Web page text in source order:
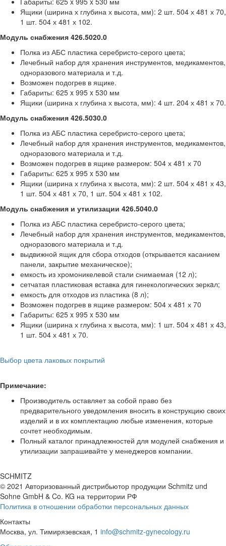
Ящики (ширина х глубина х высота, мм): 2 шт. 504 х 481 х 70,
1 шт. 504 х 481 х 102.
Модуль снабжения 426.5020.0
Полка из АБС пластика серебристо-серого цвета;
Лечебный набор для хранения инструментов, медикаментов,
одноразового материала и т.д.
Возможен подогрев в ящике.
Габариты: 625 x 995 x 530 мм
Ящики (ширина х глубина х высота, мм): 4 шт. 204 х 481 х 70.
Модуль снабжения 426.5030.0
Полка из АБС пластика серебристо-серого цвета;
Лечебный набор для хранения инструментов, медикаментов,
одноразового материала и т.д.
Возможен подогрев в ящике размером: 504 х 481 х 70
Габариты: 625 x 995 x 530 мм
Ящики (ширина х глубина х высота, мм): 2 шт. 504 х 481 х 43,
1 шт. 504 х 481 х 70, 1 шт. 504 х 481 х 102.
Модуль снабжения и утилизации 426.5040.0
Полка из АБС пластика серебристо-серого цвета;
Лечебный набор для хранения инструментов, медикаментов,
одноразового материала и т.д.
выдвижной ящик для сбора отходов (открывается касанием
панели, закрытие механическое);
емкость из хромоникелевой стали снимаемая (12 л);
сетчатая пластиковая вставка для гинекологических зеркaл;
емкость для отходов из пластика (8 л);
Возможен подогрев в ящике размером: 504 х 481 х 70
Габариты: 625 x 995 x 530 мм
Ящики (ширина х глубина х высота, мм): 1 шт. 504 х 481 х 43,
1 шт. 504 х 481 х 70.
Выбор цвета лаковых покрытий
Примечание:
Производитель оставляет за собой право без
предварительного уведомления вносить в конструкцию своих
изделий и в их комплектацию любые изменения, которые
сочтет необходимым.
Полный каталог принадлежностей для модулей снабжения и
утилизации запрашивайте у менеджеров компании.
SCHMITZ
© 2021 Авторизованный дистрибьютор продукции Schmitz und
Sohne GmbH & Co. KG на территории РФ
Политика в отношении обработки персональных данных
Контакты
Москва, ул. Тимирязевская, 1 info@schmitz-gynecology.ru